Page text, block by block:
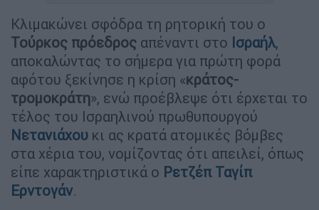
Κλιμακώνει σφόδρα τη ρητορική του ο
Τούρκος πρόεδρος απέναντι στο Ισραήλ,
αποκαλώντας το σήμερα για πρώτη φορά
αφότου ξεκίνησε η κρίση «κράτος-
τρομοκράτη», ενώ προέβλεψε ότι έρχεται το
τέλος του Ισραηλινού πρωθυπουργού
Νετανιάχου κι ας κρατά ατομικές βόμβες
στα χέρια του, νομίζοντας ότι απειλεί, όπως
είπε χαρακτηριστικά ο Ρετζέπ Ταγίπ
Ερντογάν.